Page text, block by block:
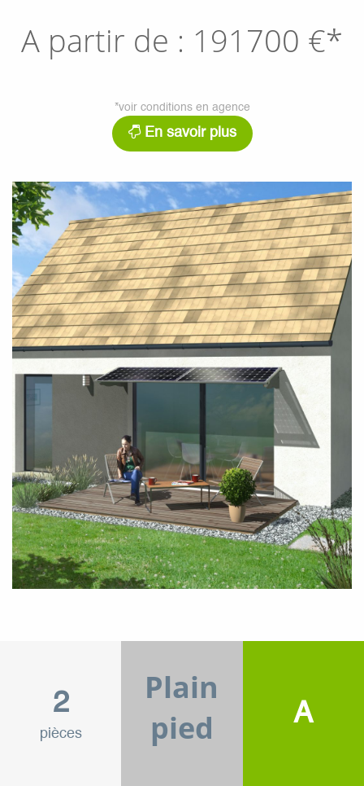
A partir de : 191700 €*
*voir conditions en agence
En savoir plus
2
pièces
Plain
pied
A